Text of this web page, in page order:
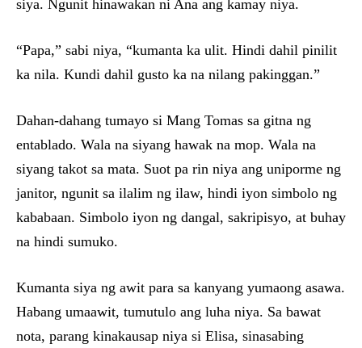
siya. Ngunit hinawakan ni Ana ang kamay niya.
“Papa,” sabi niya, “kumanta ka ulit. Hindi dahil pinilit
ka nila. Kundi dahil gusto ka na nilang pakinggan.”
Dahan-dahang tumayo si Mang Tomas sa gitna ng
entablado. Wala na siyang hawak na mop. Wala na
siyang takot sa mata. Suot pa rin niya ang uniporme ng
janitor, ngunit sa ilalim ng ilaw, hindi iyon simbolo ng
kababaan. Simbolo iyon ng dangal, sakripisyo, at buhay
na hindi sumuko.
Kumanta siya ng awit para sa kanyang yumaong asawa.
Habang umaawit, tumutulo ang luha niya. Sa bawat
nota, parang kinakausap niya si Elisa, sinasabing